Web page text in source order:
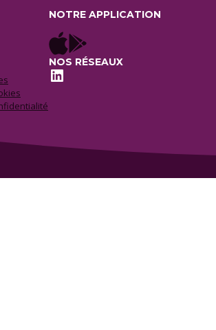
NOTRE APPLICATION
NOS RÉSEAUX
LinkedIn